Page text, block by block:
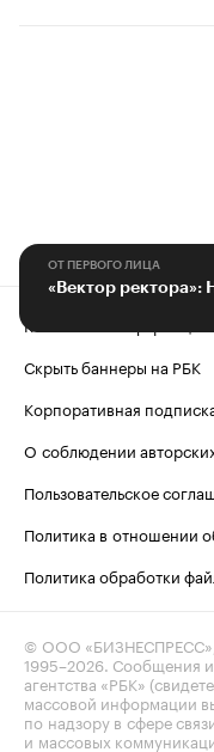
ОТ ПЕРВОГО ЛИЦА
Контактная информация
Скрыть баннеры на РБК
Корпоративная
О соблюдении
Пользовательское
Политика в отношении
Политика обработки
© ООО
1995–2026 . Сообщения
агентства «РБК»
массовой информации
по надзору в сфере
и массовых